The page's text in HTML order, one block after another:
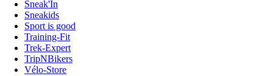
Sneak'In
Sneakids
Sport is good
Training-Fit
Trek-Expert
TripNBikers
Vélo-Store